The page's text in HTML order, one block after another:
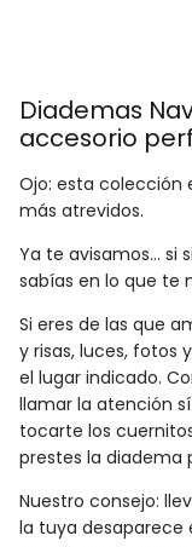
Diademas
accesorio
Ojo: esta colección
más atrevidos.
Ya te avisamos… si
sabías en lo que te
Si eres de las que
y risas, luces, fotos
el lugar indicado.
llamar la atención
tocarte los
prestes la diadema
Nuestro consejo:
la tuya desaparece